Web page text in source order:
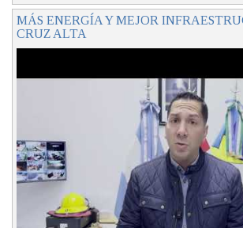
MÁS ENERGÍA Y MEJOR
CRUZ ALTA